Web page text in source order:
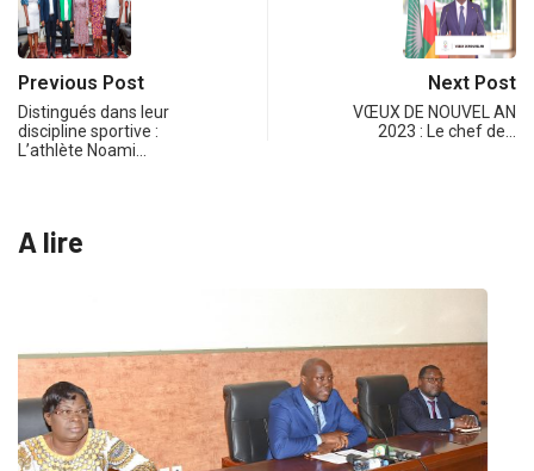
Previous Post
Distingués dans leur
discipline sportive :
L’athlète Noami…
Next Post
VŒUX DE NOUVEL AN
2023 : Le chef de…
A lire